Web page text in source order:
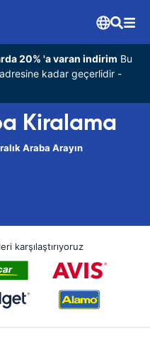
20% 'a varan indirim Bu
kadar geçerlidir -
Kiralama
Araba Arayın
karşılaştırıyoruz